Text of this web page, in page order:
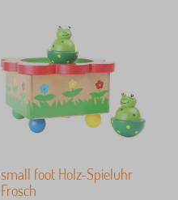
small foot Holz-Spieluhr
Frosch